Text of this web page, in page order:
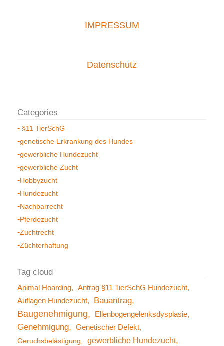
IMPRESSUM
Datenschutz
§11 TierSchG
genetische Erkrankung des Hundes
gewerbliche Hundezucht
gewerbliche Zucht
Hobbyzucht
Hundezucht
Nachbarrecht
Pferdezucht
Zuchtrecht
Züchterhaftung
Animal Hoarding Antrag §11 TierSchG Hundezucht
Auflagen Hundezucht Bauantrag
Baugenehmigung Ellenbogengelenksdysplasie
Genehmigung
Genetischer Defekt
Geruchsbelästigung
gewerbliche Hundezucht